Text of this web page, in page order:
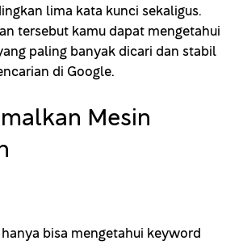
lima kata kunci sekaligus.
tersebut kamu dapat mengetahui
paling banyak dicari dan stabil
di Google.
Mesin
bisa mengetahui keyword